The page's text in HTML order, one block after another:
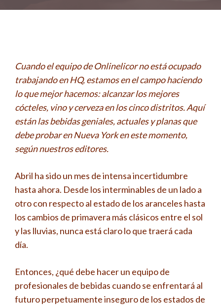
Cuando el equipo de Onlinelicor no está ocupado
trabajando en HQ, estamos en el campo haciendo
lo que mejor hacemos: alcanzar los mejores
cócteles, vino y cerveza en los cinco distritos. Aquí
están las bebidas geniales, actuales y planas que
debe probar en Nueva York en este momento,
según nuestros editores.
Abril ha sido un mes de intensa incertidumbre
hasta ahora. Desde los interminables de un lado a
otro con respecto al estado de los aranceles hasta
los cambios de primavera más clásicos entre el sol
y las lluvias, nunca está claro lo que traerá cada
día.
Entonces, ¿qué debe hacer un equipo de
profesionales de bebidas cuando se enfrentará al
futuro perpetuamente inseguro de los estados de